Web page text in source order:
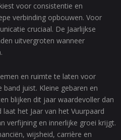
voor consistentie en
verbinding opbouwen. Voor
cruciaal. De Jaarlijkse
uitvergroten wanneer
en ruimte te laten voor
juist. Kleine gebaren en
blijken dit jaar waardevoller dan
het Jaar van het Vuurpaard
verfijning en innerlijke groei krijgt.
wijsheid, carrière en